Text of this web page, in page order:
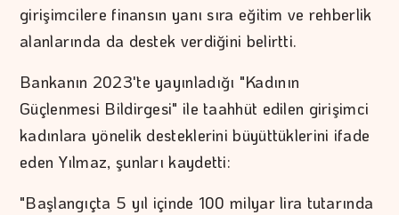
girişimcilere finansın yanı sıra eğitim ve rehberlik
alanlarında da destek verdiğini belirtti.
Bankanın 2023'te yayınladığı "Kadının
Güçlenmesi Bildirgesi" ile taahhüt edilen girişimci
kadınlara yönelik desteklerini büyüttüklerini ifade
eden Yılmaz, şunları kaydetti:
"Başlangıçta 5 yıl içinde 100 milyar lira tutarında